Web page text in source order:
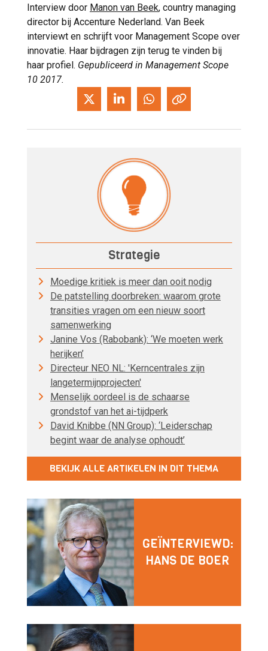
Interview door Manon van Beek, country managing
director bij Accenture Nederland. Van Beek
interviewt en schrijft voor Management Scope over
innovatie. Haar bijdragen zijn terug te vinden bij
haar profiel. Gepubliceerd in Management Scope
10 2017.
Strategie
Moedige kritiek is meer dan ooit nodig
De patstelling doorbreken: waarom grote
transities vragen om een nieuw soort
samenwerking
Janine Vos (Rabobank): ‘We moeten werk
herijken’
Directeur NEO NL: 'Kerncentrales zijn
langetermijnprojecten'
Menselijk oordeel is de schaarse
grondstof van het ai-tijdperk
David Knibbe (NN Group): ‘Leiderschap
begint waar de analyse ophoudt’
BEKIJK ALLE ARTIKELEN IN DIT THEMA
GEÏNTERVIEWD:
HANS DE BOER